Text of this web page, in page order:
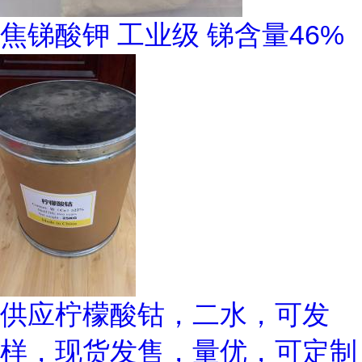
焦锑酸钾 工业级 锑含量46%
供应柠檬酸钴，二水，可发
样，现货发售，量优，可定制